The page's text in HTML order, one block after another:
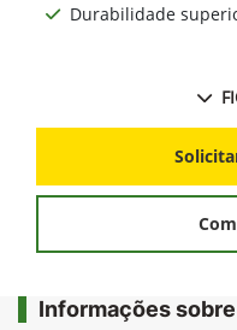
Durabilidade
Informações